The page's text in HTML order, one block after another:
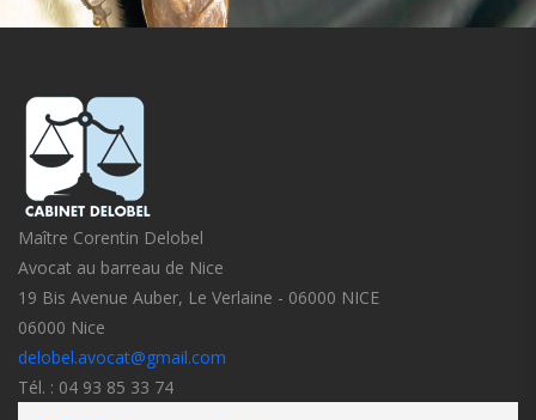
Maître Corentin Delobel
Avocat au barreau de Nice
19 Bis Avenue Auber, Le Verlaine - 06000 NICE
06000 Nice
delobel.avocat@gmail.com
Tél. : 04 93 85 33 74